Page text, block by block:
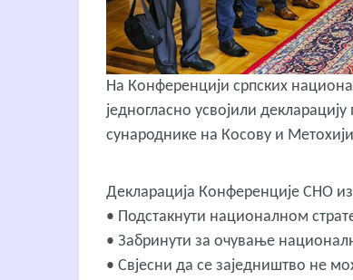
На Конференцији српских
једногласно усвојили
сународнике на Косову и
Декларација Конференције СНО
• Подстакнути националном
• Забринути за очување
• Свјесни да се заједништво не